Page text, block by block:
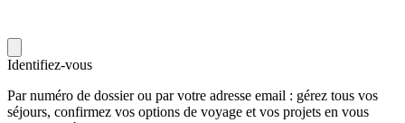
Identifiez-vous
Par numéro de dossier ou par votre adresse email : gérez tous vos
séjours, confirmez vos options de voyage et vos projets en vous